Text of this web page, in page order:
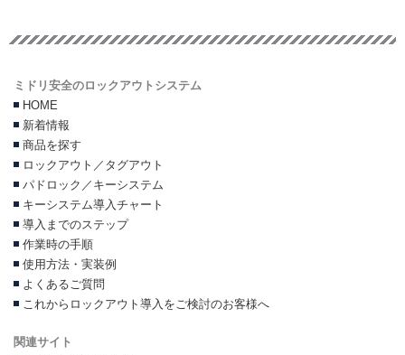
ミドリ安全のロックアウトシステム
HOME
新着情報
商品を探す
ロックアウト／タグアウト
パドロック／キーシステム
キーシステム導入チャート
導入までのステップ
作業時の手順
使用方法・実装例
よくあるご質問
これからロックアウト導入をご検討のお客様へ
関連サイト